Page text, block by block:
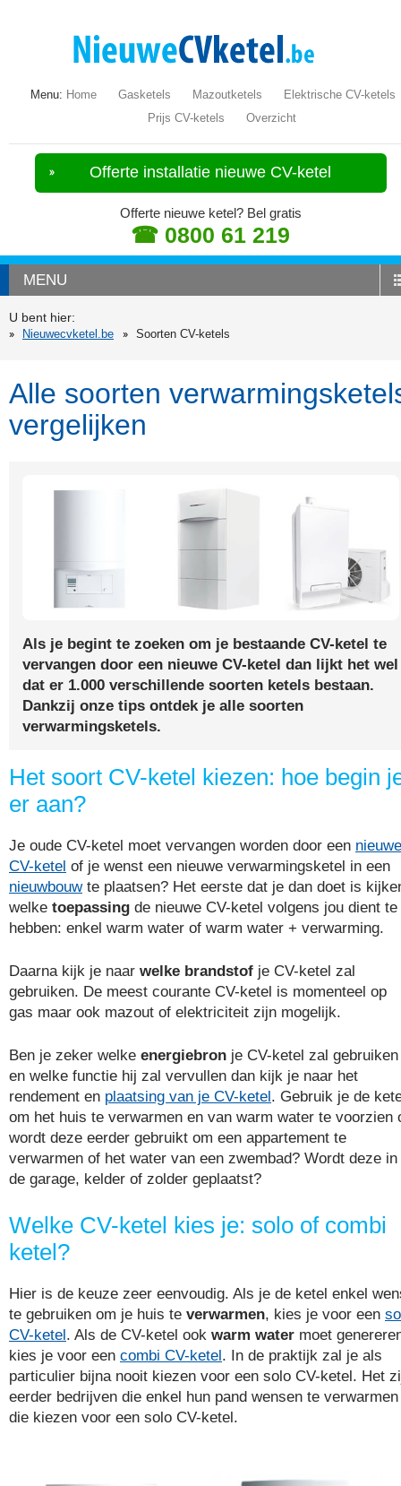
Menu: Home Gasketels Mazoutketels
Elektrische CV-ketels
Prijs CV-ketels
Overzicht
Offerte installatie nieuwe CV-ketel
Offerte nieuwe ketel? Bel gratis
☎ 0800 61 219
MENU
U bent hier:
Nieuwecvketel.be
Soorten CV-ketels
Alle soorten
vergelijken
Als je begint te zoeken om je bestaande CV-ketel te
vervangen door een nieuwe CV-ketel dan lijkt het wel
dat er 1.000 verschillende soorten ketels bestaan.
Dankzij onze tips ontdek je alle soorten
verwarmingsketels.
Het soort CV-ketel kiezen: hoe begin
er aan?
Je oude CV-ketel moet vervangen worden door een nieuwe
CV-ketel of je wenst een nieuwe verwarmingsketel in een
nieuwbouwte plaatsen? Het eerste dat je dan doet is
welke toepassing de nieuwe CV-ketel volgens jou dient te
hebben: enkel warm water of warm water + verwarming.
Daarna kijk je naar welke brandstof je CV-ketel zal
gebruiken. De meest courante CV-ketel is momenteel op
gas maar ook mazout of elektriciteit zijn mogelijk.
Ben je zeker welke energiebron je CV-ketel zal gebruiken
en welke functie hij zal vervullen dan kijk je naar het
rendement en plaatsing van je CV-ketel. Gebruik je de
om het huis te verwarmen en van warm water te voorzien
wordt deze eerder gebruikt om een appartement te
verwarmen of het water van een zwembad? Wordt deze in
de garage, kelder of zolder geplaatst?
Welke CV-ketel kies je: solo of combi
ketel?
Hier is de keuze zeer eenvoudig. Als je de ketel enkel
te gebruiken om je huis te verwarmen, kies je voor een
CV-ketel. Als de CV-ketel ook warm water moet
kies je voor een combi CV-ketel. In de praktijk zal je als
particulier bijna nooit kiezen voor een solo CV-ketel. Het
eerder bedrijven die enkel hun pand wensen te verwarmen
die kiezen voor een solo CV-ketel.